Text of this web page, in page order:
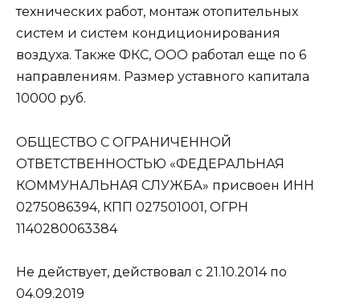
технических работ, монтаж отопительных
систем и систем кондиционирования
воздуха. Также ФКС, ООО работал еще по 6
направлениям. Размер уставного капитала
10000 руб.
ОБЩЕСТВО С ОГРАНИЧЕННОЙ
ОТВЕТСТВЕННОСТЬЮ «ФЕДЕРАЛЬНАЯ
КОММУНАЛЬНАЯ СЛУЖБА» присвоен ИНН
0275086394, КПП 027501001, ОГРН
1140280063384
Не действует, действовал с 21.10.2014 по
04.09.2019